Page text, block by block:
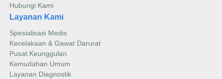
Hubungi Kami
Layanan Kami
Spesialisasi Medis
Kecelakaan & Gawat Darurat
Pusat Keunggulan
Kemudahan Umum
Layanan Diagnostik